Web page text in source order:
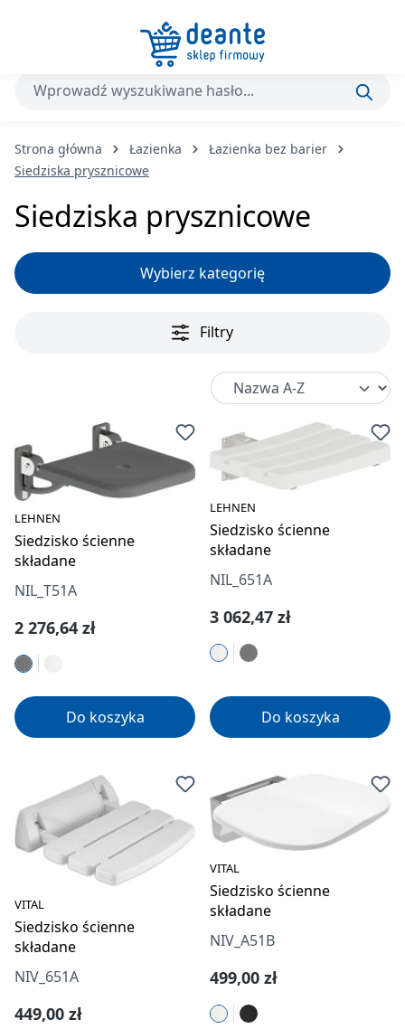
Przejdź do głównej zawartości
Strona główna Łazienka
Łazienka bez barier
Siedziska prysznicowe
Siedziska prysznicowe
Wybierz kategorię
Filtry
LEHNEN
Siedzisko ścienne
składane
NIL_T51A
Cena regularna:
2 276,64 zł
Do koszyka
LEHNEN
Siedzisko ścienne
składane
NIL_651A
Cena regularna:
3 062,47 zł
Do koszyka
VITAL
Siedzisko ścienne
składane
NIV_651A
Cena regularna:
449,00 zł
VITAL
Siedzisko ścienne
składane
NIV_A51B
Cena regularna:
499,00 zł